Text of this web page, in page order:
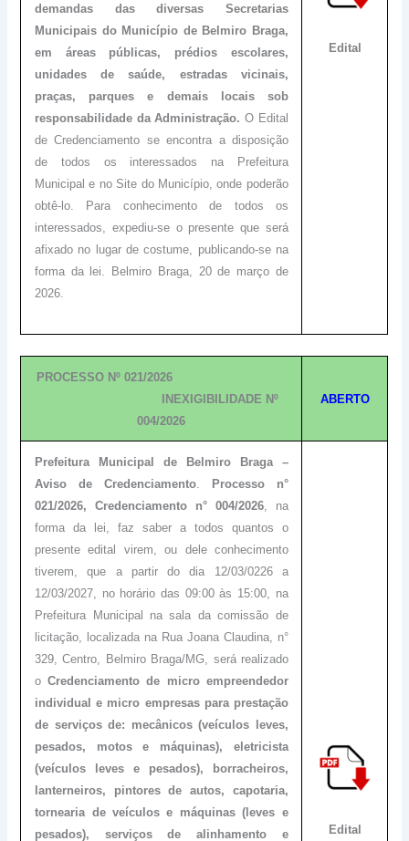
demandas das diversas Secretarias
Municipais do Município de Belmiro Braga,
em áreas públicas, prédios escolares,
unidades de saúde, estradas vicinais,
praças, parques e demais locais sob
responsabilidade da Administração. O Edital
de Credenciamento se encontra a disposição
de todos os interessados na Prefeitura
Municipal e no Site do Município, onde poderão
obtê-lo. Para conhecimento de todos os
interessados, expediu-se o presente que será
afixado no lugar de costume, publicando-se na
forma da lei. Belmiro Braga, 20 de março de
2026.
Edital
PROCESSO Nº 021/2026
INEXIGIBILIDADE Nº
004/2026
ABERTO
Prefeitura Municipal de Belmiro Braga –
Aviso de Credenciamento.
Processo n°
021/2026, Credenciamento n° 004/2026, na
forma da lei, faz saber a todos quantos o
presente edital virem, ou dele conhecimento
tiverem, que a partir do dia 12/03/0226 a
12/03/2027, no horário das 09:00 às 15:00, na
Prefeitura Municipal na sala da comissão de
licitação, localizada na Rua Joana Claudina, n°
329, Centro, Belmiro Braga/MG, será realizado
oCredenciamento de micro empreendedor
individual e micro empresas para prestação
de serviços de: mecânicos (veículos leves,
pesados, motos e máquinas), eletricista
(veículos leves e pesados), borracheiros,
lanterneiros, pintores de autos, capotaria,
tornearia de veículos e máquinas (leves e
pesados), serviços de alinhamento e
Edital